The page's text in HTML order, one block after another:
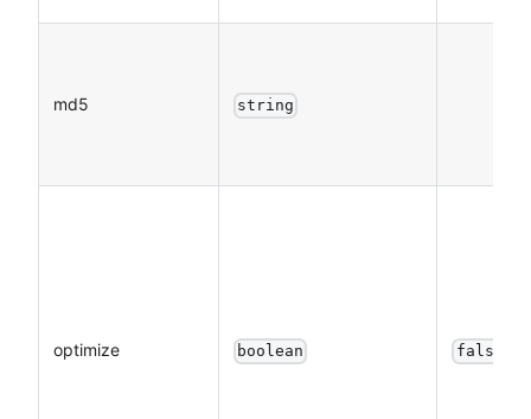
md5 string
optimize boolean false